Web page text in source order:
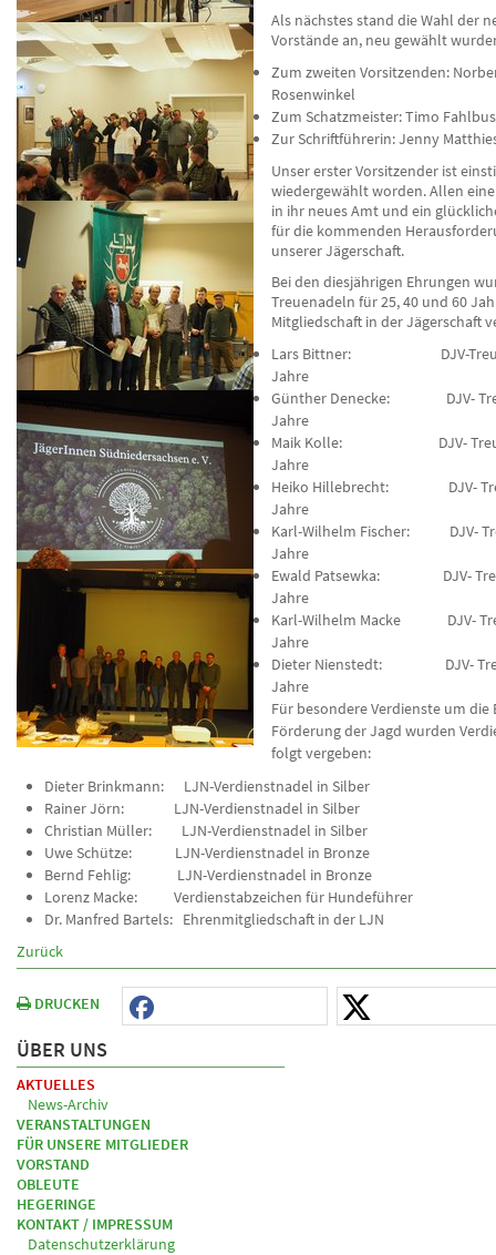
Als nächstes stand die Wahl der
Vorstände an, neu gewählt
Zum zweiten Vorsitzenden:
Rosenwinkel
Zum Schatzmeister: Timo
Zur Schriftführerin: Jenny
Unser erster Vorsitzender ist
wiedergewählt worden. Allen
in ihr neues Amt und ein
für die kommenden
unserer Jägerschaft.
Bei den diesjährigen Ehrungen
Treuenadeln für 25, 40 und 60
Mitgliedschaft in der Jägerschaft
Lars Bittner: DJV-
Jahre
Günther Denecke: DJV-
Jahre
Maik Kolle: DJV-
Jahre
Heiko Hillebrecht: DJV-
Jahre
Karl-Wilhelm Fischer: DJV-
Jahre
Ewald Patsewka: DJV-
Jahre
Karl-Wilhelm Macke DJV-
Jahre
Dieter Nienstedt: DJV-
Jahre
Für besondere Verdienste um
Förderung der Jagd wurden
folgt vergeben:
Dieter Brinkmann: LJN-Verdienstnadel in Silber
Rainer Jörn: LJN-Verdienstnadel in Silber
Christian Müller: LJN-Verdienstnadel in Silber
Uwe Schütze: LJN-Verdienstnadel in Bronze
Bernd Fehlig: LJN-Verdienstnadel in Bronze
Lorenz Macke: Verdienstabzeichen für Hundeführer
Dr. Manfred Bartels: Ehrenmitgliedschaft in der LJN
Zurück
DRUCKEN
ÜBER UNS
AKTUELLES
News-Archiv
VERANSTALTUNGEN
FÜR UNSERE MITGLIEDER
VORSTAND
OBLEUTE
HEGERINGE
KONTAKT / IMPRESSUM
Datenschutzerklärung